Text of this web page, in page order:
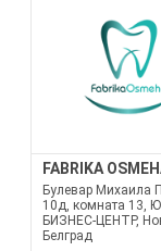
FABRIKA
Булевар Михаила
10д, комната 13, Ю
БИЗНЕС-ЦЕНТР,
Белград